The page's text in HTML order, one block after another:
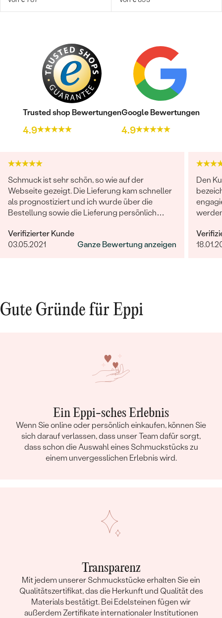
Trusted shop Bewertungen
4.9
Google Bewertungen
4.9
Schmuck ist sehr schön, so wie auf der
Webseite gezeigt. Die Lieferung kam schneller
als prognostiziert und ich wurde über die
Bestellung sowie die Lieferung persönlich
Verifizierter Kunde
03.05.2021
Ganze Bewertung anzeigen
Den
Gute Gründe für Eppi
Ein Eppi-sches Erlebnis
Wenn Sie online oder persönlich einkaufen, können Sie
sich darauf verlassen, dass unser Team dafür sorgt,
dass schon die Auswahl eines Schmuckstücks zu
einem unvergesslichen Erlebnis wird.
Transparenz
Mit jedem unserer Schmuckstücke erhalten Sie ein
Qualitätszertifikat, das die Herkunft und Qualität des
Materials bestätigt. Bei Edelsteinen fügen wir
außerdem Zertifikate internationaler Institutionen